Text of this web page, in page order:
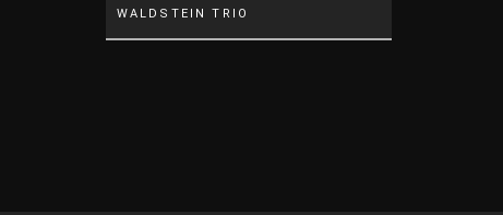
WALDSTEIN TRIO